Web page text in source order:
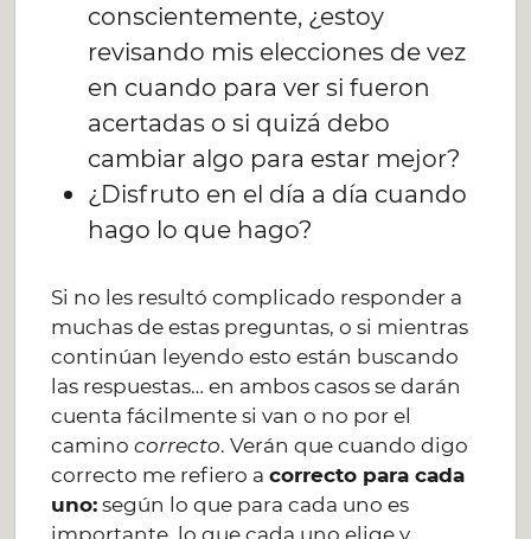
conscientemente, ¿estoy
revisando mis elecciones de vez
en cuando para ver si fueron
acertadas o si quizá debo
cambiar algo para estar mejor?
¿Disfruto en el día a día cuando
hago lo que hago?
Si no les resultó complicado responder a
muchas de estas preguntas, o si mientras
continúan leyendo esto están buscando
las respuestas… en ambos casos se darán
cuenta fácilmente si van o no por el
caminocorrecto. Verán que cuando digo
correcto me refiero acorrecto para cada
uno: según lo que para cada uno es